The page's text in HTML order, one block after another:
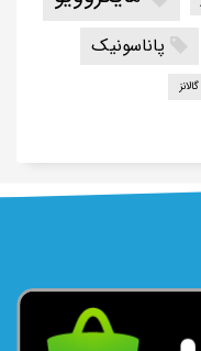
پاناسونیک
گالانز